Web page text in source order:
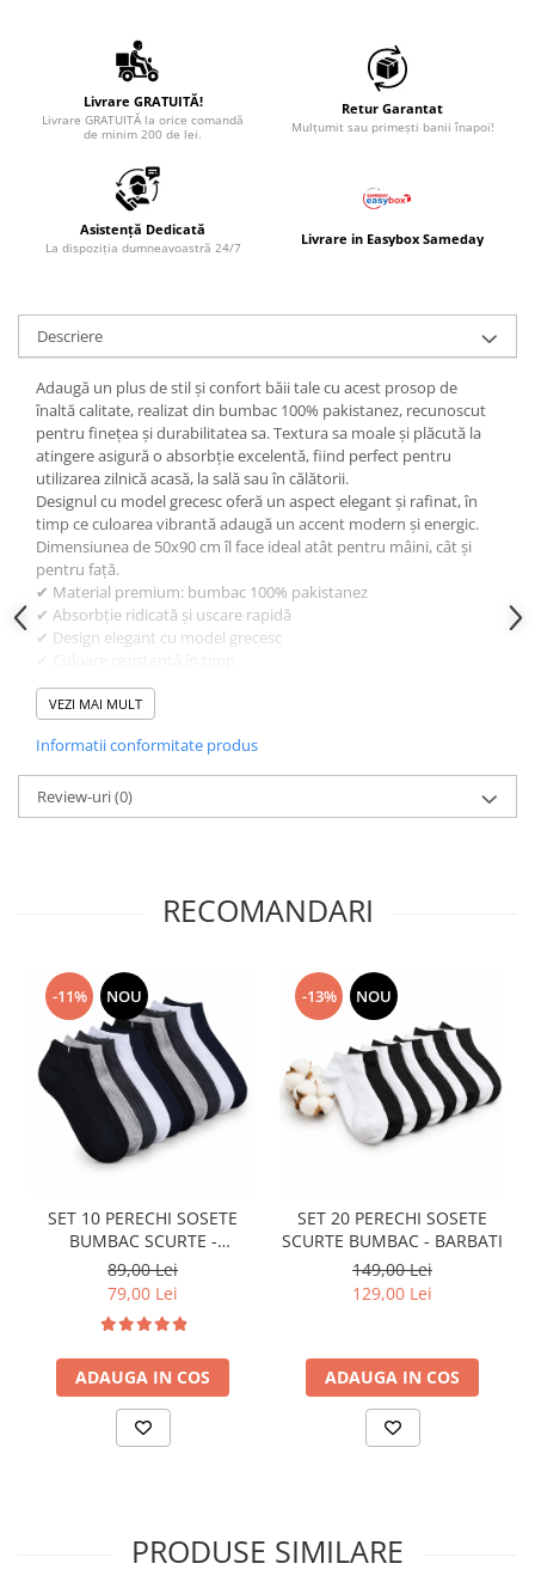
Livrare GRATUITĂ!
Livrare GRATUITĂ la orice comandă
de minim 200 de lei.
Retur Garantat
Mulțumit sau primești banii înapoi!
Asistență Dedicată
La dispoziția dumneavoastră 24/7
Livrare in Easybox Sameday
Descriere
Adaugă un plus de stil și confort băii tale cu acest prosop de
înaltă calitate, realizat din bumbac 100% pakistanez, recunoscut
pentru finețea și durabilitatea sa. Textura sa moale și plăcută la
atingere asigură o absorbție excelentă, fiind perfect pentru
utilizarea zilnică acasă, la sală sau în călătorii.
Designul cu model grecesc oferă un aspect elegant și rafinat, în
timp ce culoarea vibrantă adaugă un accent modern și energic.
Dimensiunea de 50x90 cm îl face ideal atât pentru mâini, cât și
pentru față.
✔ Material premium: bumbac 100% pakistanez
✔ Absorbție ridicată și uscare rapidă
✔ Design elegant cu model grecesc
✔ Dimensiune practică: 50x90 cm
Alege un prosop care îmbină calitatea, confortul și designul într-
VEZI MAI MULT
Informatii conformitate produs
Review-uri(0)
RECOMANDARI
-11% NOU
SET 10 PERECHI SOSETE
BUMBAC SCURTE -
MULTICOLOR - BARBATI
89,00 Lei
79,00 Lei
ADAUGA IN COS
-13% NOU
SET 20 PERECHI SOSETE
SCURTE BUMBAC - BARBATI
149,00 Lei
129,00 Lei
ADAUGA IN COS
PRODUSE SIMILARE